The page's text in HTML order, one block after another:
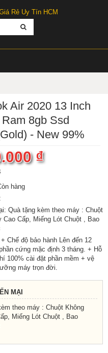
Rẻ Uy Tín HCM
Air 2020 13 Inch
8gb Ssd
- New 99%
₫
hàng
Quà tặng kèm theo máy : Chuột
Cao Cấp, Miếng Lót Chuột , Bao
Chế độ bảo hành Lên đến 12
cứng mặc định 3 tháng. + Hỗ
100% cài đặt phần mềm + vệ
máy trọn đời.
MẠI
theo máy : Chuột Không
Miếng Lót Chuột , Bao